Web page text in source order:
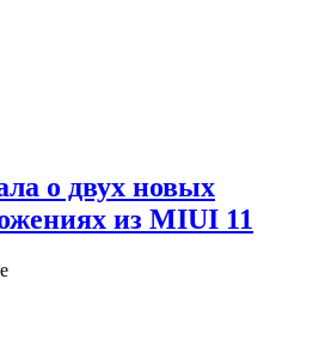
о двух новых
из MIUI 11